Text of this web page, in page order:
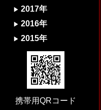
2017年
2016年
2015年
携帯用QRコード